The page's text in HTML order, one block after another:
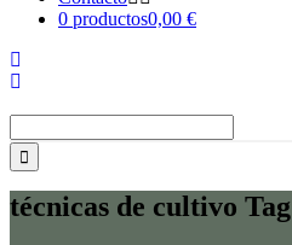
0 productos0,00 €
técnicas de cultivo Tag